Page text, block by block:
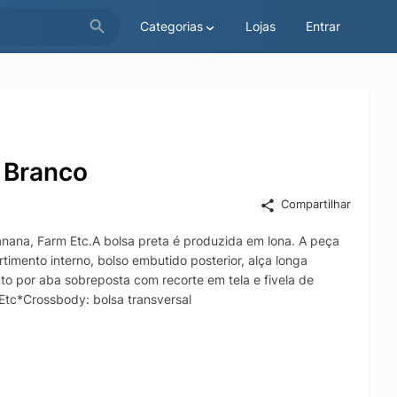
Categorias Lojas Entrar
Compartilhar
Farm Etc.A bolsa preta é produzida em lona. A peça
interno, bolso embutido posterior, alça longa
por aba sobreposta com recorte em tela e fivela de
bolsa transversal